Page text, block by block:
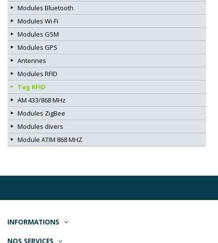
Modules Bluetooth
Modules Wi-Fi
Modules GSM
Modules GPS
Antennes
Modules RFID
Tag RFID
AM 433/868 MHz
Modules ZigBee
Modules divers
Module ATIM 868 MHZ
INFORMATIONS
NOS SERVICES